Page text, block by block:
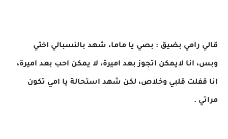
قالي رامي بضيق : بصي يا ماما، شهد بالنسبالي اختي
وبس، انا لايمكن اتجوز بعد اميرة، لا يمكن احب بعد اميرة،
انا قفلت قلبي وخلاص، لكن شهد استحالة يا امي تكون
مراتي .